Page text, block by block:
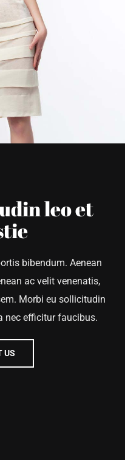
leo et
bibendum. Aenean
ac velit venenatis,
Morbi eu sollicitudin
nec efficitur faucibus.
US